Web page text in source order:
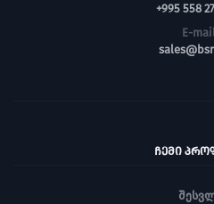
+995 558
E-
ᲩᲔᲛᲘ